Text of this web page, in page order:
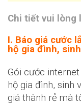
Chi tiết vui lòng
I. Báo giá cước
hộ gia đình,
Gói cước
hộ gia đình, sinh
giá thành rẻ mà